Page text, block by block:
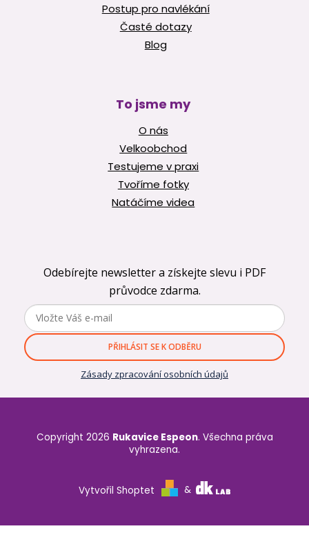
Postup pro navlékání
Časté dotazy
Blog
To jsme my
O nás
Velkoobchod
Testujeme v praxi
Tvoříme fotky
Natáčíme videa
Odebírejte newsletter a získejte slevu i PDF
průvodce zdarma.
PŘIHLÁSIT SE K ODBĚRU
Zásady zpracování osobních údajů
Vytvořil Shoptet &
Copyright 2026 Rukavice Espeon. Všechna práva
vyhrazena.